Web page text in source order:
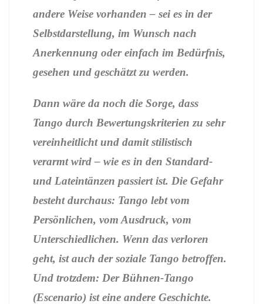
andere Weise vorhanden – sei es in der
Selbstdarstellung, im Wunsch nach
Anerkennung oder einfach im Bedürfnis,
gesehen und geschätzt zu werden.
Dann wäre da noch die Sorge, dass
Tango durch Bewertungskriterien zu sehr
vereinheitlicht und damit stilistisch
verarmt wird – wie es in den Standard-
und Lateintänzen passiert ist. Die Gefahr
besteht durchaus: Tango lebt vom
Persönlichen, vom Ausdruck, vom
Unterschiedlichen. Wenn das verloren
geht, ist auch der soziale Tango betroffen.
Und trotzdem: Der Bühnen-Tango
(Escenario) ist eine andere Geschichte.